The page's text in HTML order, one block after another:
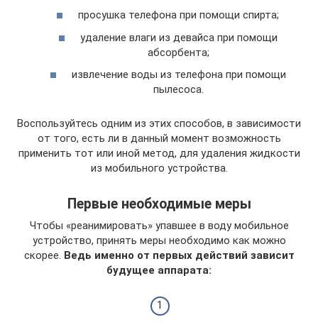
просушка телефона при помощи спирта;
удаление влаги из девайса при помощи
абсорбента;
извлечение воды из телефона при помощи
пылесоса.
Воспользуйтесь одним из этих способов, в зависимости
от того, есть ли в данный момент возможность
применить тот или иной метод, для удаления жидкости
из мобильного устройства.
Первые необходимые меры
Чтобы «реанимировать» упавшее в воду мобильное
устройство, принять меры необходимо как можно
скорее. Ведь именно от первых действий зависит
будущее аппарата: